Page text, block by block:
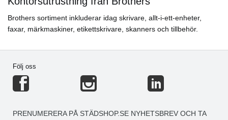
Brothers sortiment inkluderar idag skrivare, allt-i-ett-enheter,
faxar, märkmaskiner, etikettskrivare, skanners och tillbehör.
Följ oss
PRENUMERERA PÅ STÄDSHOP.SE NYHETSBREV OCH TA